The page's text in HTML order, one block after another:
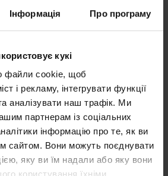
Інформація Про програму
кукі
файли cookie, щоб
і рекламу, інтегрувати функції
аналізувати наш трафік. Ми
партнерам із соціальних
інформацію про те, як ви
сайтом. Вони можуть поєднувати
яку ви їм надали або яку вони
такі важливі завдання,
що знижують врожайність,
ґрунту, сприяння
та мінімізація проблем,
мишами та проблемними